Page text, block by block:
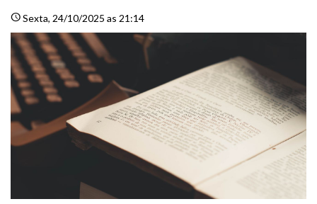
scheduleSexta, 24/10/2025 as 21:14